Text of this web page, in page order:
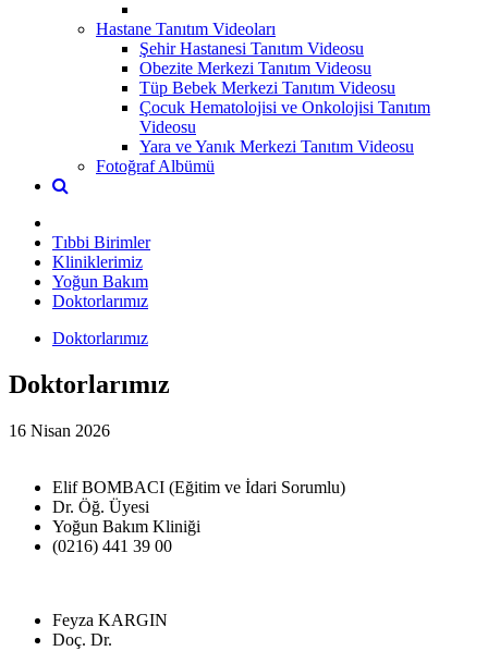
Hastane Tanıtım Videoları
Şehir Hastanesi Tanıtım Videosu
Obezite Merkezi Tanıtım Videosu
Tüp Bebek Merkezi Tanıtım Videosu
Çocuk Hematolojisi ve Onkolojisi Tanıtım
Videosu
Yara ve Yanık Merkezi Tanıtım Videosu
Fotoğraf Albümü
Tıbbi Birimler
Kliniklerimiz
Yoğun Bakım
Doktorlarımız
Doktorlarımız
Doktorlarımız
16 Nisan 2026
Elif BOMBACI (Eğitim ve İdari Sorumlu)
Dr. Öğ. Üyesi
Yoğun Bakım Kliniği
(0216) 441 39 00
Feyza KARGIN
Doç. Dr.